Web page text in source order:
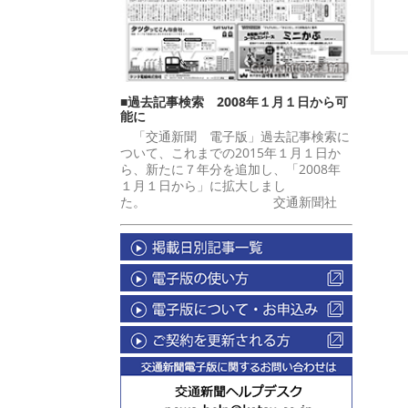
■過去記事検索 2008年１月１日から可
能に
「交通新聞 電子版」過去記事検索に
ついて、これまでの2015年１月１日か
ら、新たに７年分を追加し、「2008年
１月１日から」に拡大しまし
た。 交通新聞社